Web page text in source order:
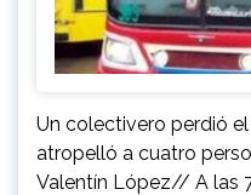
Un colectivero perdió
atropelló a cuatro
Valentín López// A las